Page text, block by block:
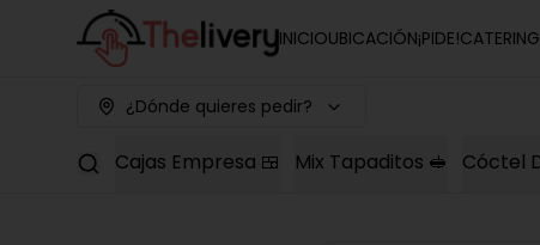
INICIOUBICACIÓN¡PIDE!CATERING
¿Dónde quieres pedir?
Cajas Empresa 🍱 Mix Tapaditos 🥪 Cóctel